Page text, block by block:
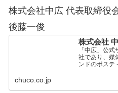
株式会社中広 代表取締役
後藤一俊
株式会社
「中広」公
社であり、媒
ンドのポステ
chuco.co.jp